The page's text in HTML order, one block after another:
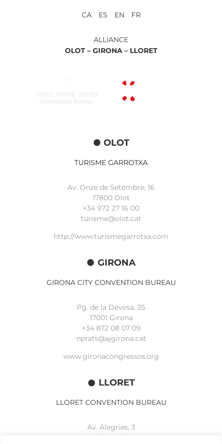
CA ES EN FR
ALLIANCE
OLOT – GIRONA – LLORET
OLOT
TURISME GARROTXA
Av. Onze de Setembre, 16
17800 Olot
+34 972 27 16 00
turisme@olot.cat
http://www.turismegarrotxa.com
GIRONA
GIRONA CITY CONVENTION BUREAU
Pg. de la Devesa, 35
17001 Girona
+34 872 08 07 09
nprats@ajgirona.cat
www.gironacongressos.org
LLORET
LLORET CONVENTION BUREAU
Av. Alegries, 3
17310 Lloret de Mar